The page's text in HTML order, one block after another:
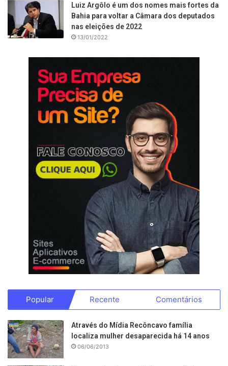
Luiz Argôlo é um dos nomes mais fortes da
Bahia para voltar a Câmara dos deputados
nas eleições de 2022
13/01/2022
Popular Recente Comentários
Através do Mídia Recôncavo família
localiza mulher desaparecida há 14 anos
06/06/2013